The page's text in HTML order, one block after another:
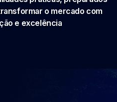
o mercado com
e excelência